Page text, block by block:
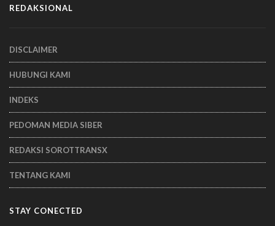
REDAKSIONAL
DISCLAIMER
HUBUNGI KAMI
INDEKS
PEDOMAN MEDIA SIBER
REDAKSI SOROTTRANSX
TENTANG KAMI
STAY CONECTED